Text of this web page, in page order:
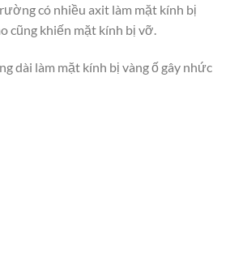
có nhiều axit làm mặt kính bị
cũng khiến mặt kính bị vỡ.
dài làm mặt kính bị vàng ố gây nhức